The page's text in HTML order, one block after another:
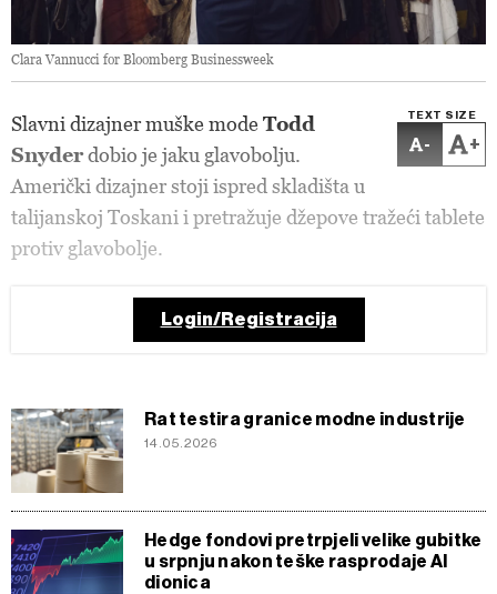
Clara Vannucci for Bloomberg Businessweek
TEXT SIZE
- +
Slavni dizajner muške modeTodd
Snyderdobio je jaku glavobolju.
Američki dizajner stoji ispred skladišta u
talijanskoj Toskani i pretražuje džepove tražeći tablete
protiv glavobolje.
Login/Registracija
Rat testira granice modne industrije
14.05.2026
Hedge fondovi pretrpjeli velike gubitke
u srpnju nakon teške rasprodaje AI
dionica